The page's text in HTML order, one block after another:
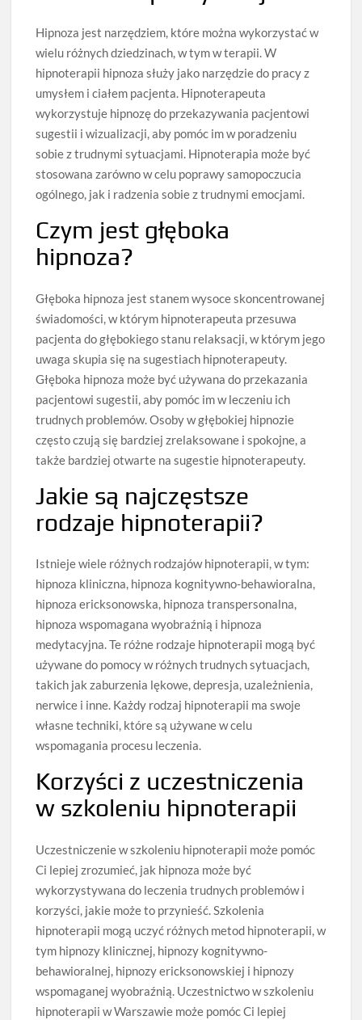
Hipnoza jest narzędziem, które można wykorzystać w
wielu różnych dziedzinach, w tym w terapii. W
hipnoterapii hipnoza służy jako narzędzie do pracy z
umysłem i ciałem pacjenta. Hipnoterapeuta
wykorzystuje hipnozę do przekazywania pacjentowi
sugestii i wizualizacji, aby pomóc im w poradzeniu
sobie z trudnymi sytuacjami. Hipnoterapia może być
stosowana zarówno w celu poprawy samopoczucia
ogólnego, jak i radzenia sobie z trudnymi emocjami.
Czym jest głęboka
hipnoza?
Głęboka hipnoza jest stanem wysoce skoncentrowanej
świadomości, w którym hipnoterapeuta przesuwa
pacjenta do głębokiego stanu relaksacji, w którym jego
uwaga skupia się na sugestiach hipnoterapeuty.
Głęboka hipnoza może być używana do przekazania
pacjentowi sugestii, aby pomóc im w leczeniu ich
trudnych problemów. Osoby w głębokiej hipnozie
często czują się bardziej zrelaksowane i spokojne, a
także bardziej otwarte na sugestie hipnoterapeuty.
Jakie są najczęstsze
rodzaje hipnoterapii?
Istnieje wiele różnych rodzajów hipnoterapii, w tym:
hipnoza kliniczna, hipnoza kognitywno-behawioralna,
hipnoza ericksonowska, hipnoza transpersonalna,
hipnoza wspomagana wyobraźnią i hipnoza
medytacyjna. Te różne rodzaje hipnoterapii mogą być
używane do pomocy w różnych trudnych sytuacjach,
takich jak zaburzenia lękowe, depresja, uzależnienia,
nerwice i inne. Każdy rodzaj hipnoterapii ma swoje
własne techniki, które są używane w celu
wspomagania procesu leczenia.
Korzyści z uczestniczenia
w szkoleniu hipnoterapii
Uczestniczenie w szkoleniu hipnoterapii może pomóc
Ci lepiej zrozumieć, jak hipnoza może być
wykorzystywana do leczenia trudnych problemów i
korzyści, jakie może to przynieść. Szkolenia
hipnoterapii mogą uczyć różnych metod hipnoterapii, w
tym hipnozy klinicznej, hipnozy kognitywno-
behawioralnej, hipnozy ericksonowskiej i hipnozy
wspomaganej wyobraźnią. Uczestnictwo w szkoleniu
hipnoterapii w Warszawie może pomóc Ci lepiej